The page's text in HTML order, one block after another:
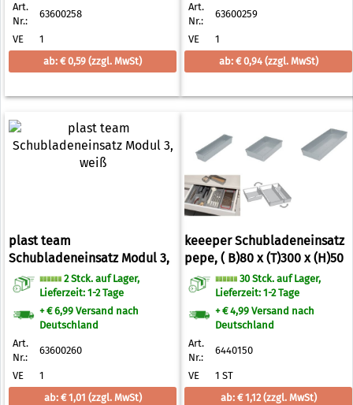
Art.
Nr.:
63600258
VE
1
ab: € 0,59 (zzgl. MwSt)
Art.
Nr.:
63600259
VE
1
ab: € 0,94 (zzgl. MwSt)
plast team
Schubladeneinsatz Modul 3,
weiß
2 Stck. auf Lager,
Lieferzeit: 1-2 Tage
+ € 6,99 Versand nach
Deutschland
Art.
Nr.:
63600260
VE
1
ab: € 1,01 (zzgl. MwSt)
keeeper Schubladeneinsatz
pepe, ( B)80 x (T)300 x (H)50
mm (6440150)30 Stck. auf Lager,
Lieferzeit: 1-2 Tage
+ € 4,99 Versand nach
Deutschland
Art.
Nr.:
6440150
VE
1 ST
ab: € 1,12 (zzgl. MwSt)